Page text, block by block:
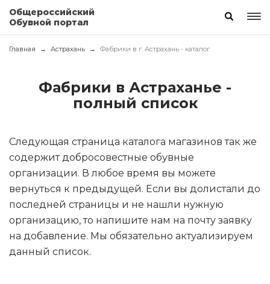
Общероссийский
Обувной портал
Главная Астрахань Фабрики в г. Астрахань - каталог
Фабрики в Астраханье -
полный список
Следующая страница каталога магазинов так же
содержит добросовестные обувные
организации. В любое время вы можете
вернуться к предыдущей. Если вы долистали до
последней страницы и не нашли нужную
организацию, то напишите нам на почту заявку
на добавление. Мы обязательно актуализируем
данный список.